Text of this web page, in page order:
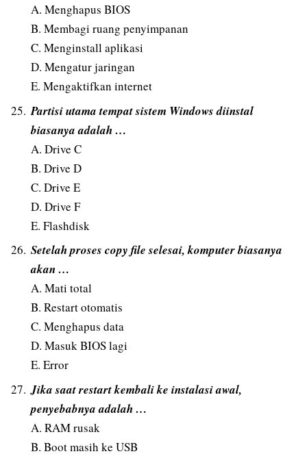
A. Menghapus BIOS
B. Membagi ruang penyimpanan
C. Menginstall aplikasi
D. Mengatur jaringan
E. Mengaktifkan internet
Partisi utama tempat sistem Windows diinstal
biasanya adalah …
A. Drive C
B. Drive D
C. Drive E
D. Drive F
E. Flashdisk
Setelah proses copy file selesai, komputer biasanya
akan …
A. Mati total
B. Restart otomatis
C. Menghapus data
D. Masuk BIOS lagi
E. Error
Jika saat restart kembali ke instalasi awal,
penyebabnya adalah …
A. RAM rusak
B. Boot masih ke USB